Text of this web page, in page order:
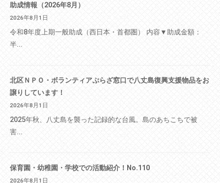
助成情報（2026年8月）
2026年8月1日
令和8年度上期一般助成（西日本・首都圏） 内容▼助成金額：
半...
北区ＮＰＯ・ボランティアぷらざ窓口で八丈島復興支援物品をお
譲りしています！
2026年8月1日
2025年秋、八丈島を襲った記録的な台風。島のあちこちで被
害...
保育園・幼稚園・学校での活動紹介！No.110
2026年8月1日